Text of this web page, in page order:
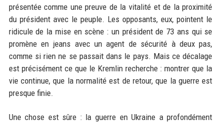
présentée comme une preuve de la vitalité et de la proximité
du président avec le peuple. Les opposants, eux, pointent le
ridicule de la mise en scène : un président de 73 ans qui se
promène en jeans avec un agent de sécurité à deux pas,
comme si rien ne se passait dans le pays. Mais ce décalage
est précisément ce que le Kremlin recherche : montrer que la
vie continue, que la normalité est de retour, que la guerre est
presque finie.
Une chose est sûre : la guerre en Ukraine a profondément